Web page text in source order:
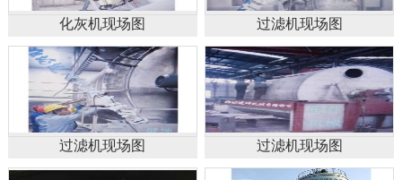
化灰机现场图 过滤机现场图
过滤机现场图 过滤机现场图